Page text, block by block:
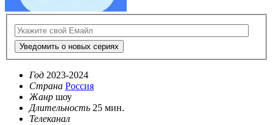
Уведомить о новых сериях
Год 2023-2024
Страна Россия
Жанр шоу
Длительность 25 мин.
Телеканал